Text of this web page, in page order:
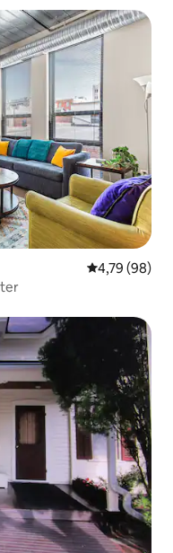
4,79 av 5 i
4,79 (98)